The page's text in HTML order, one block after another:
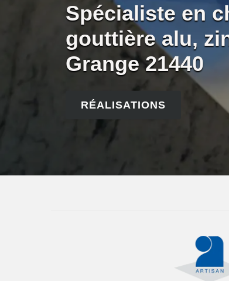
Spécialiste en
gouttière alu,
Grange 21440
RÉALISATIONS